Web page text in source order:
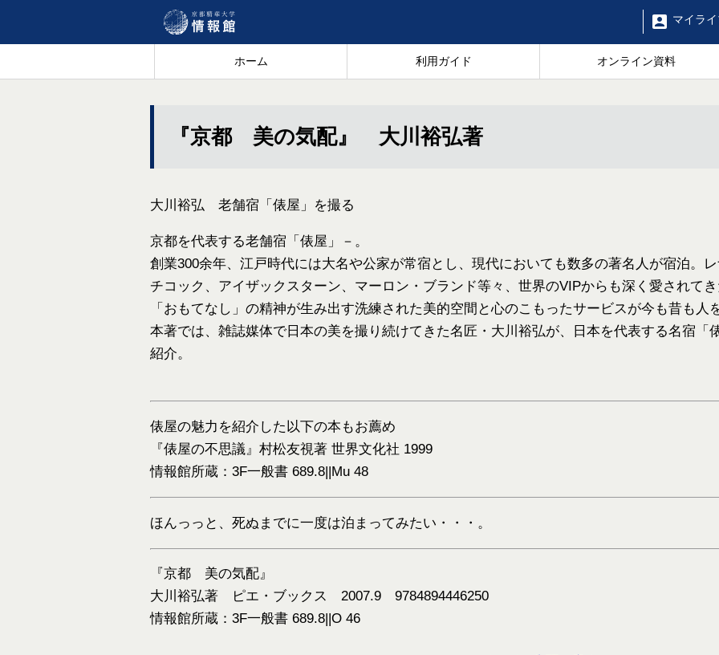
マイラ
ホーム 利用ガイド オンライン資料
『京都 美の気配』 大川裕弘著
大川裕弘 老舗宿「俵屋」を撮る
京都を代表する老舗宿「俵屋」－。
創業300余年、江戸時代には大名や公家が常宿とし、現代においても数多の著名人が宿泊。
チコック、アイザックスターン、マーロン・ブランド等々、世界のVIPからも深く愛されて
「おもてなし」の精神が生み出す洗練された美的空間と心のこもったサービスが今も昔も人
本著では、雑誌媒体で日本の美を撮り続けてきた名匠・大川裕弘が、日本を代表する名宿「
紹介。
俵屋の魅力を紹介した以下の本もお薦め
『俵屋の不思議』村松友視著 世界文化社 1999
情報館所蔵：3F一般書 689.8||Mu 48
ほんっっと、死ぬまでに一度は泊まってみたい・・・。
『京都 美の気配』
大川裕弘著 ピエ・ブックス 2007.9 9784894446250
情報館所蔵：3F一般書 689.8||O 46